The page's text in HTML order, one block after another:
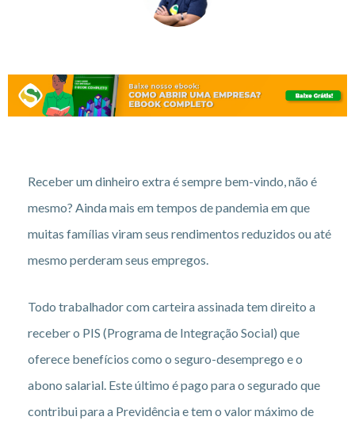
Receber um dinheiro extra é sempre bem-vindo, não é
mesmo? Ainda mais em tempos de pandemia em que
muitas famílias viram seus rendimentos reduzidos ou até
mesmo perderam seus empregos.
Todo trabalhador com carteira assinada tem direito a
receber o PIS (Programa de Integração Social) que
oferece benefícios como o seguro-desemprego e o
abono salarial. Este último é pago para o segurado que
contribui para a Previdência e tem o valor máximo de